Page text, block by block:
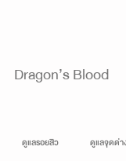
Dragon’s Blood
ดูแลรอยสิว ดูแลจุดด่า